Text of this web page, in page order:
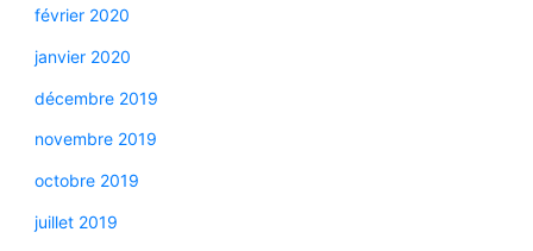
février 2020
janvier 2020
décembre 2019
novembre 2019
octobre 2019
juillet 2019